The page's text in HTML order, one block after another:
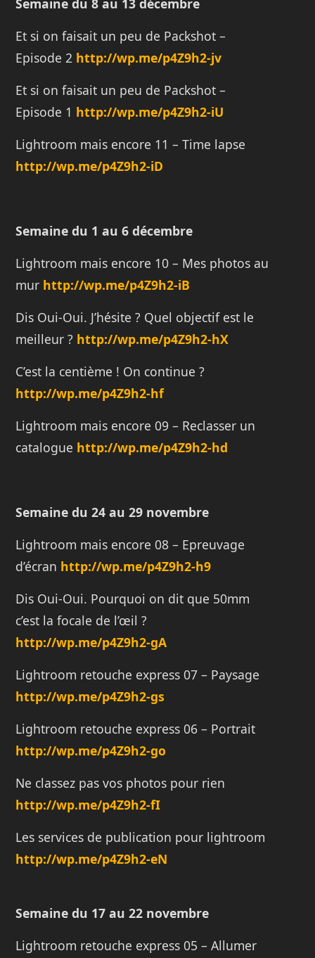
Semaine du 8 au 13 décembre
Et si on faisait un peu de Packshot –
Episode 2 http://wp.me/p4Z9h2-jv
Et si on faisait un peu de Packshot –
Episode 1 http://wp.me/p4Z9h2-iU
Lightroom mais encore 11 – Time lapse
http://wp.me/p4Z9h2-iD
Semaine du 1 au 6 décembre
Lightroom mais encore 10 – Mes photos au
mur http://wp.me/p4Z9h2-iB
Dis Oui-Oui. J’hésite ? Quel objectif est le
meilleur ? http://wp.me/p4Z9h2-hX
C’est la centième ! On continue ?
http://wp.me/p4Z9h2-hf
Lightroom mais encore 09 – Reclasser un
catalogue http://wp.me/p4Z9h2-hd
Semaine du 24 au 29 novembre
Lightroom mais encore 08 – Epreuvage
d’écran http://wp.me/p4Z9h2-h9
Dis Oui-Oui. Pourquoi on dit que 50mm
c’est la focale de l’œil ?
http://wp.me/p4Z9h2-gA
Lightroom retouche express 07 – Paysage
http://wp.me/p4Z9h2-gs
Lightroom retouche express 06 – Portrait
http://wp.me/p4Z9h2-go
Ne classez pas vos photos pour rien
http://wp.me/p4Z9h2-fI
Les services de publication pour lightroom
http://wp.me/p4Z9h2-eN
Semaine du 17 au 22 novembre
Lightroom retouche express 05 – Allumer